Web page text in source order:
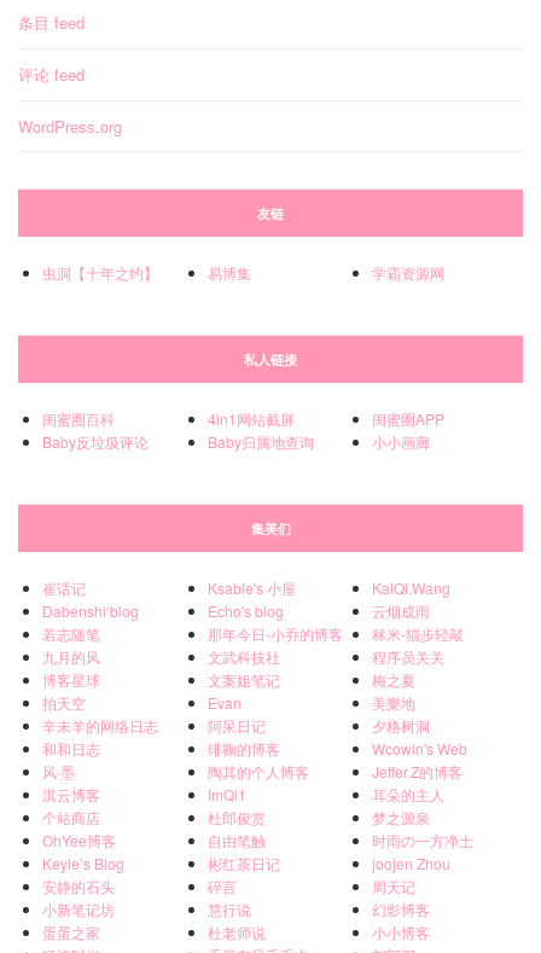
条目 feed
评论 feed
WordPress.org
友链
虫洞【十年之约】 易博集 学霸资源网
私人链接
闺蜜圈百科
Baby反垃圾评论
4in1网站截屏
Baby归属地查询
闺蜜圈APP
小小画廊
集美们
崔话记
Dabenshi‘blog
若志随笔
九月的风
博客星球
拍天空
辛未羊的网络日志
和和日志
风·墨
淇云博客
个站商店
OhYee博客
Keyle’s Blog
安静的石头
小新笔记坊
蛋蛋之家
Ksable's 小屋
Echo's blog
那年今日-小乔的博客
文武科技社
文案姐笔记
Evan
阿呆日记
绯鞠的博客
陶其的个人博客
ImQi1
杜郎俊赏
自由笔触
彬红茶日记
碎言
慧行说
杜老师说
KaiQi.Wang
云烟成雨
秫米-猫步轻敲
程序员关关
梅之夏
美樂地
夕格树洞
Wcowin's Web
Jeffer.Z的博客
耳朵的主人
梦之源泉
时雨の一方净土
joojen Zhou
周天记
幻影博客
小小博客